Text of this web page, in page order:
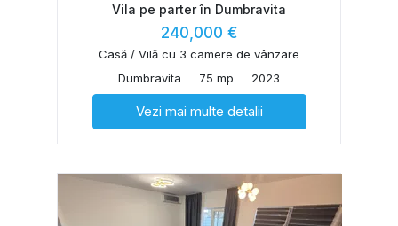
Vila pe parter în Dumbravita
240,000 €
Casă / Vilă cu 3 camere de vânzare
Dumbravita
75 mp 2023
Vezi mai multe detalii